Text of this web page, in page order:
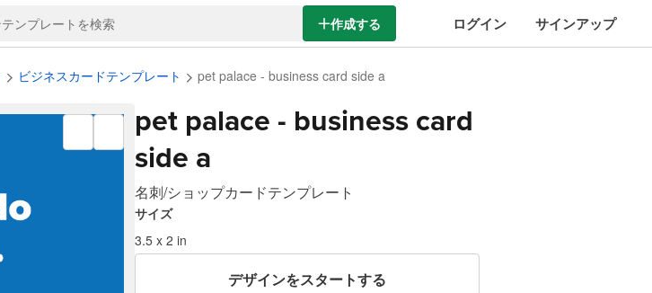
作成する ログイン サインアップ
ビジネスカードテンプレート pet palace - business card side a
pet palace - business card
side a
名刺/ショップカードテンプレート
サイズ
3.5 x 2 in
デザインをスタートする